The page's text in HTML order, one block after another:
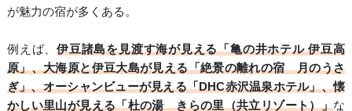
が魅力の宿が多くある。
例えば、伊豆諸島を見渡す海が見える「亀の井ホテル 伊豆高
原」、大海原と伊豆大島が見える「絶景の離れの宿 月のうさ
ぎ」、オーシャンビューが見える「DHC赤沢温泉ホテル」、懐
かしい里山が見える「杜の湯 きらの里（共立リゾート）」な